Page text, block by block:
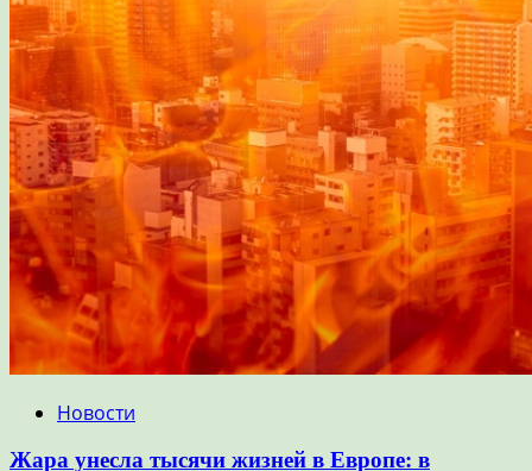
Новости
Жара унесла тысячи жизней в Европе: в